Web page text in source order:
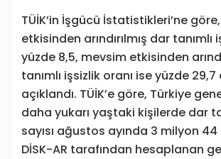
TÜİK’in İşgücü İstatistikleri’ne
etkisinden arındırılmış dar tanımlı
yüzde 8,5, mevsim etkisinden
tanımlı işsizlik oranı ise yüzde
açıklandı. TÜİK’e göre, Türkiye
daha yukarı yaştaki kişilerde dar
sayısı ağustos ayında 3 milyon
DİSK-AR tarafından hesaplanan